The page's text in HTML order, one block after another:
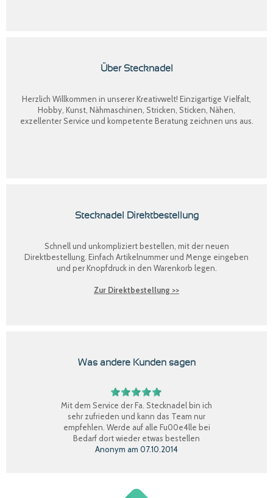
Über Stecknadel
Herzlich Willkommen in unserer Kreativwelt! Einzigartige Vielfalt,
Hobby, Kunst, Nähmaschinen, Stricken, Sticken, Nähen,
exzellenter Service und kompetente Beratung zeichnen uns aus.
Stecknadel Direktbestellung
Schnell und unkompliziert bestellen, mit der neuen
Direktbestellung . Einfach Artikelnummer und Menge eingeben
und per Knopfdruck in den Warenkorb legen.
Zur Direktbestellung >>
Was andere Kunden sagen
Mit dem Service der Fa. Stecknadel bin ich
sehr zufrieden und kann das Team nur
empfehlen. Werde auf alle Fu00e4lle bei
Bedarf dort wieder etwas bestellen
Anonym am 07.10.2014
Claudia W.am08.09.2014